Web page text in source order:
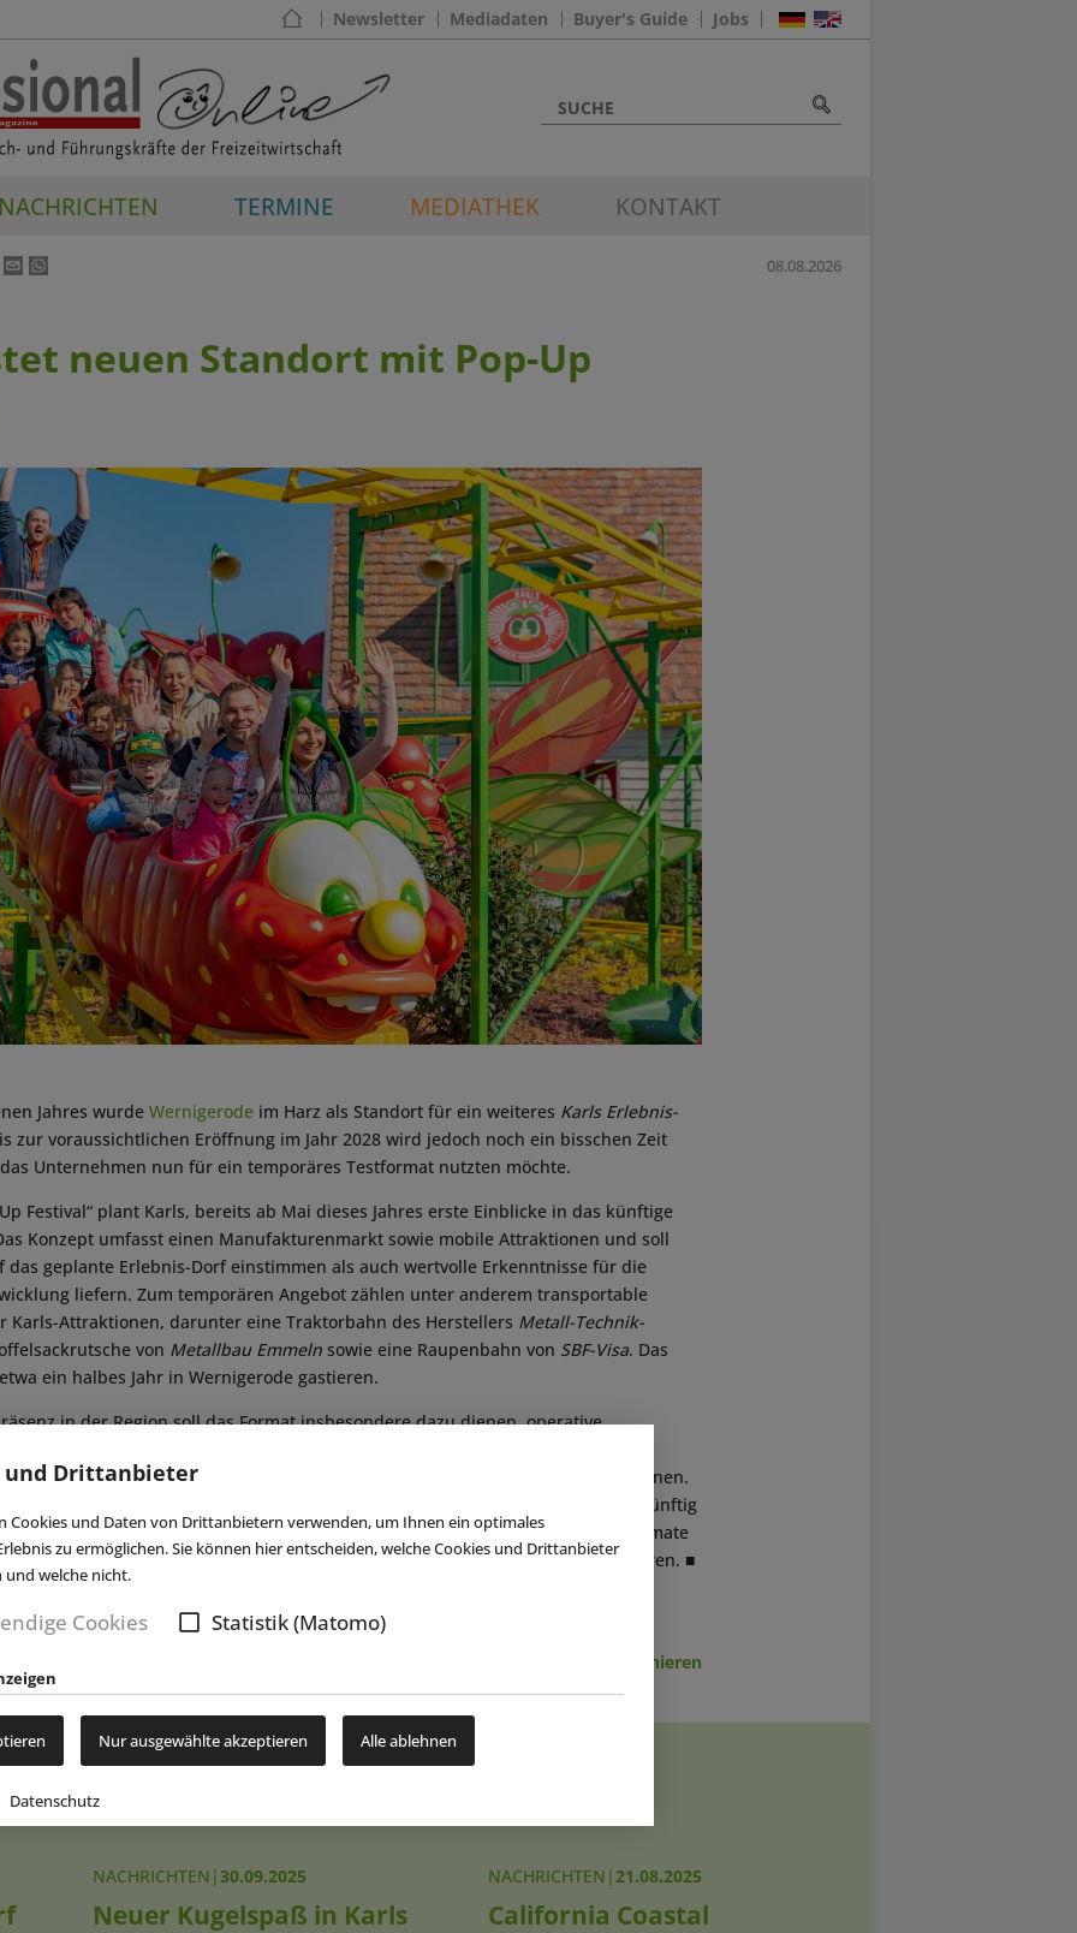
und Drittanbieter
Cookies und Daten von Drittanbietern verwenden, um Ihnen ein optimales
zu ermöglichen. Sie können hier entscheiden, welche Cookies und Drittanbieter
und welche nicht.
Cookies Statistik (Matomo)
Nur ausgewählte akzeptieren Alle ablehnen
Datenschutz
Newsletter Mediadaten Buyer's Guide Jobs
NACHRICHTEN TERMINE MEDIATHEK KONTAKT
08.08.2026
neuen Standort mit Pop-Up
Jahres wurde Wernigerode im Harz als Standort für ein weiteres Karls Erlebnis-
zur voraussichtlichen Eröffnung im Jahr 2028 wird jedoch noch ein bisschen Zeit
Unternehmen nun für ein temporäres Testformat nutzten möchte.
Festival“ plant Karls, bereits ab Mai dieses Jahres erste Einblicke in das künftige
Konzept umfasst einen Manufakturenmarkt sowie mobile Attraktionen und soll
das geplante Erlebnis-Dorf einstimmen als auch wertvolle Erkenntnisse für die
liefern. Zum temporären Angebot zählen unter anderem transportable
Karls-Attraktionen, darunter eine Traktorbahn des Herstellers Metall-Technik-
von Metallbau Emmeln sowie eine Raupenbahn von SBF-Visa. Das
ein halbes Jahr in Wernigerode gastieren.
in der Region soll das Format insbesondere dazu dienen, operative
zu analysieren. Dazu zählen etwa Verkehrsströme oder potenzielle
Erkenntnisse in die weitere Planung und den Bebauungsplan einfließen können.
-Geschäftsführer
erklärte, könnte das Konzept künftig
Anwendung finden. Denkbar sei, mit ein oder zwei solcher Pop-Up-Formate
zu touren, um potenzielle Flächen für neue Erlebnis-Dörfer zu evaluieren. ■
Newsletter abonnieren
NACHRICHTEN |30.09.2025
Neuer Kugelspaß in Karls
NACHRICHTEN |21.08.2025
California Coastal